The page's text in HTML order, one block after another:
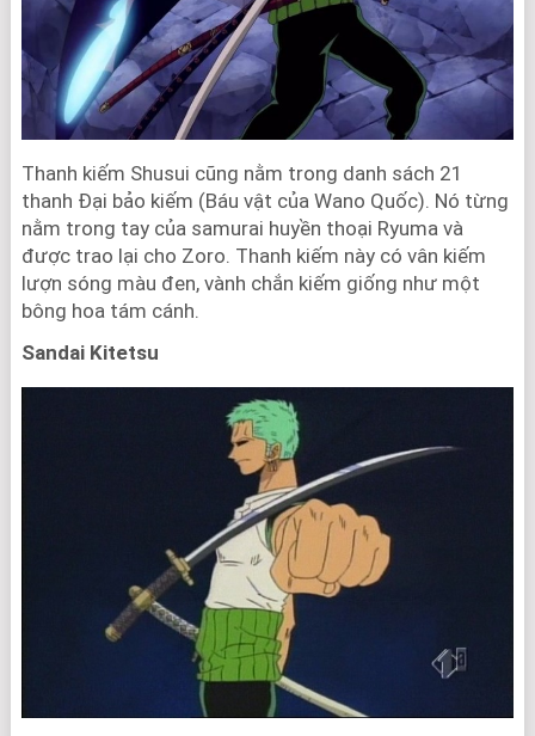
Thanh kiếm Shusui cũng nằm trong danh sách 21
thanh Đại bảo kiếm (Báu vật của Wano Quốc). Nó từng
nằm trong tay của samurai huyền thoại Ryuma và
được trao lại cho Zoro. Thanh kiếm này có vân kiếm
lượn sóng màu đen, vành chắn kiếm giống như một
bông hoa tám cánh.
Sandai Kitetsu